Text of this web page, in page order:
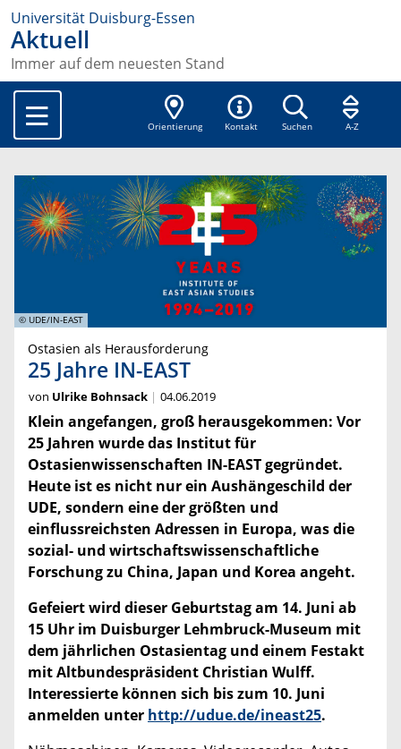
Universität Duisburg-Essen
Aktuell
Immer auf dem neuesten Stand
Orientierung Kontakt Suchen A-Z
© UDE/IN-EAST
Ostasien als Herausforderung
25 Jahre IN-EAST
von Ulrike Bohnsack 04.06.2019
Klein angefangen, groß herausgekommen: Vor
25 Jahren wurde das Institut für
Ostasienwissenschaften IN-EAST gegründet.
Heute ist es nicht nur ein Aushängeschild der
UDE, sondern eine der größten und
einflussreichsten Adressen in Europa, was die
sozial- und wirtschaftswissenschaftliche
Forschung zu China, Japan und Korea angeht.
Gefeiert wird dieser Geburtstag am 14. Juni ab
15 Uhr im Duisburger Lehmbruck-Museum mit
dem jährlichen Ostasientag und einem Festakt
mit Altbundespräsident Christian Wulff.
Interessierte können sich bis zum 10. Juni
anmelden unter http://udue.de/ineast25.